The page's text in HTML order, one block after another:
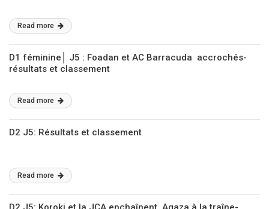
Read more
D1 féminine│ J5 : Foadan et AC Barracuda accrochés-
résultats et classement
Read more
D2 J5: Résultats et classement
Read more